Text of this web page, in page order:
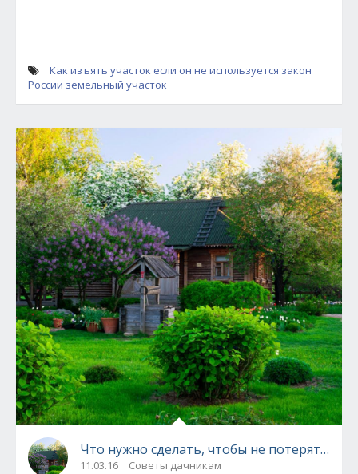
Как изъять участок если он не используется закон
России земельный участок
Что нужно сделать, чтобы не потерять
11.03.16 Советы дачникам